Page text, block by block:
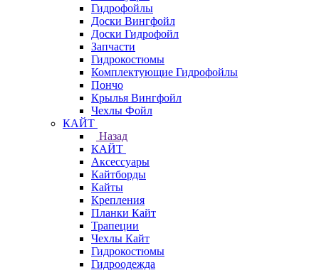
Гидрофойлы
Доски Вингфойл
Доски Гидрофойл
Запчасти
Гидрокостюмы
Комплектующие Гидрофойлы
Пончо
Крылья Вингфойл
Чехлы Фойл
КАЙТ
Назад
КАЙТ
Аксессуары
Кайтборды
Кайты
Крепления
Планки Кайт
Трапеции
Чехлы Кайт
Гидрокостюмы
Гидроодежда